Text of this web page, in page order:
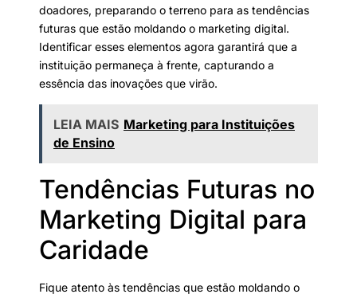
doadores, preparando o terreno para as tendências
futuras que estão moldando o marketing digital.
Identificar esses elementos agora garantirá que a
instituição permaneça à frente, capturando a
essência das inovações que virão.
LEIA MAIS Marketing para Instituições
de Ensino
Tendências Futuras no
Marketing Digital para
Caridade
Fique atento às tendências que estão moldando o